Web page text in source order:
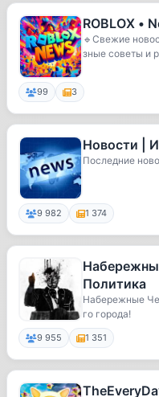
ROBLOX •
🔹Свежие
зные советы и
99 3
Новости |
Последние
9 982 1 374
Политика
Набережные
го города!
9 955 1 351